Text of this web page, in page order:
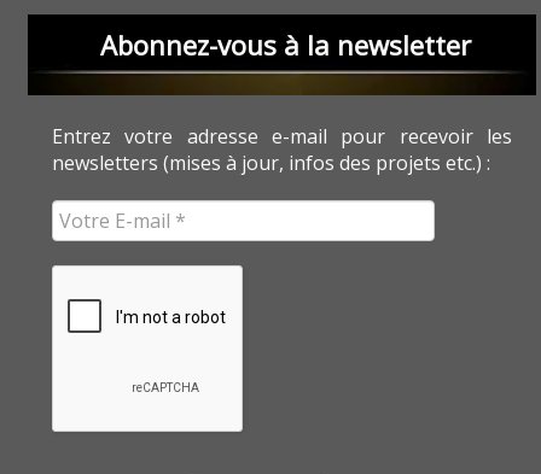
Abonnez-vous à la newsletter
Entrez votre adresse e-mail pour recevoir les
newsletters (mises à jour, infos des projets etc.) :